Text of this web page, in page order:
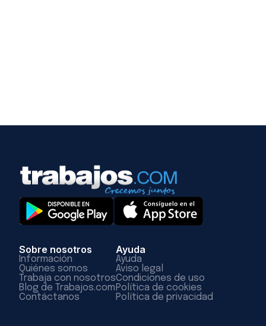
Sobre nosotros
Información
Quiénes somos
Trabaja con nosotros
Blog de Trabajos.com
Contáctanos
Ayuda
Ayuda
Aviso legal
Condiciones de uso
Política de cookies
Política de privacidad